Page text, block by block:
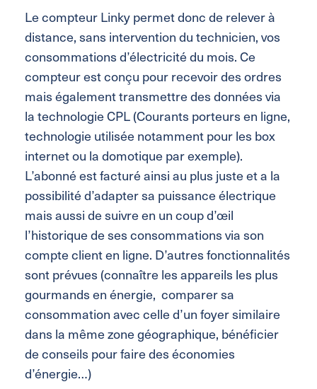
Le compteur Linky permet donc de relever à
distance, sans intervention du technicien, vos
consommations d’électricité du mois. Ce
compteur est conçu pour recevoir des ordres
mais également transmettre des données via
la technologie CPL (Courants porteurs en ligne,
technologie utilisée notamment pour les box
internet ou la domotique par exemple).
L’abonné est facturé ainsi au plus juste et a la
possibilité d’adapter sa puissance électrique
mais aussi de suivre en un coup d’œil
l’historique de ses consommations via son
compte client en ligne. D’autres fonctionnalités
sont prévues (connaître les appareils les plus
gourmands en énergie, comparer sa
consommation avec celle d’un foyer similaire
dans la même zone géographique, bénéficier
de conseils pour faire des économies
d’énergie…)